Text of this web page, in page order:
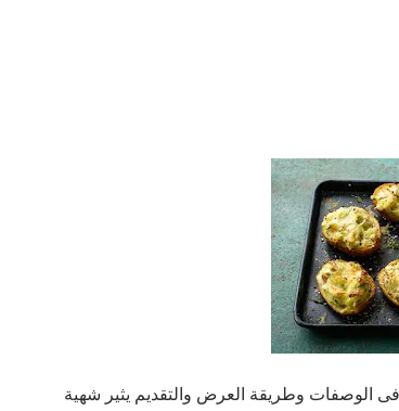
فى الوصفات وطريقة العرض والتقديم يثير شهية